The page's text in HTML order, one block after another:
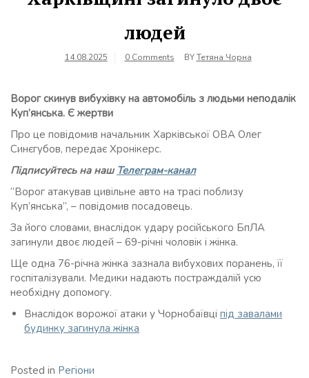
людей
14.08.2025 0 Comments BYТетяна Чорна
Ворог скинув вибухівку на автомобіль з людьми неподалік
Куп’янська. Є жертви
Про це повідомив начальник Харківської ОВА Олег
Синєгубов, передає Хронікерс.
Підписуйтесь на наш Телеграм-канал
“Ворог атакував цивільне авто на трасі поблизу
Куп’янська”, – повідомив посадовець.
За його словами, внаслідок удару російського БпЛА
загинули двоє людей – 69-річні чоловік і жінка.
Ще одна 76-річна жінка зазнала вибухових поранень, її
госпіталізували. Медики надають постраждалій усю
необхідну допомогу.
Внаслідок ворожої атаки у Чорнобаївці під завалами
будинку загинула жінка
Posted in Регіони